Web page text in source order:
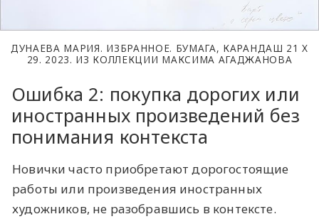
ДУНАЕВА МАРИЯ. ИЗБРАННОЕ. БУМАГА, КАРАНДАШ 21 Х
29. 2023. ИЗ КОЛЛЕКЦИИ МАКСИМА АГАДЖАНОВА
Ошибка 2: покупка дорогих или
иностранных произведений без
понимания контекста
Новички часто приобретают дорогостоящие
работы или произведения иностранных
художников, не разобравшись в контексте.